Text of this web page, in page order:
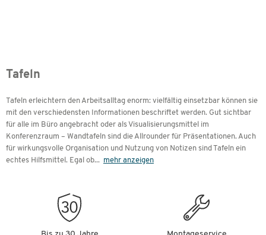
Tafeln
Tafeln erleichtern den Arbeitsalltag enorm: vielfältig einsetzbar können sie
mit den verschiedensten Informationen beschriftet werden. Gut sichtbar
für alle im Büro angebracht oder als Visualisierungsmittel im
Konferenzraum – Wandtafeln sind die Allrounder für Präsentationen. Auch
für wirkungsvolle Organisation und Nutzung von Notizen sind Tafeln ein
echtes Hilfsmittel. Egal ob... mehr anzeigen